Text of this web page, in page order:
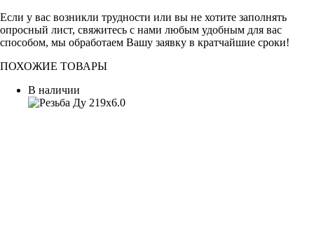
Если у вас возникли трудности или вы не хотите заполнять
опросный лист, свяжитесь с нами любым удобным для вас
способом, мы обработаем Вашу заявку в кратчайшие сроки!
ПОХОЖИЕ ТОВАРЫ
В наличии